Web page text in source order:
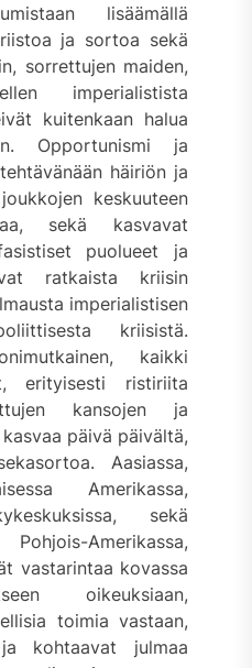
lisäämällä
ja sortoa sekä
sorrettujen maiden,
imperialistista
kuitenkaan halua
Opportunismi ja
häiriön ja
keskuuteen
sekä kasvavat
puolueet ja
ratkaista kriisin
imperialistisen
kriisistä.
kaikki
erityisesti ristiriita
kansojen ja
päivä päivältä,
Aasiassa,
Amerikassa,
sekä
Amerikassa,
vastarintaa kovassa
oikeuksiaan,
toimia vastaan,
kohtaavat julmaa